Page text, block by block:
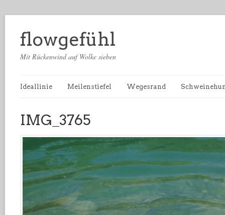
flowgefühl
Mit Rückenwind auf Wolke sieben
Ideallinie Meilenstiefel Wegesrand
IMG_3765